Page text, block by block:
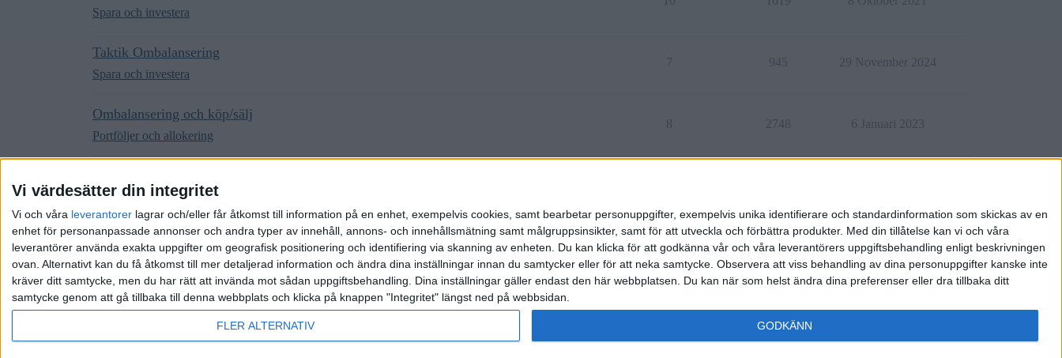
Vi värdesätter din integritet
Vi och våra leverantorer lagrar och/eller får åtkomst till information på en enhet, exempelvis cookies, samt bearbetar personuppgifter, exempelvis unika identifierare och standardinformation som skickas av en
enhet för personanpassade annonser och andra typer av innehåll, annons- och innehållsmätning samt målgruppsinsikter, samt för att utveckla och förbättra produkter. Med din tillåtelse kan vi och våra
leverantörer använda exakta uppgifter om geografisk positionering och identifiering via skanning av enheten. Du kan klicka för att godkänna vår och våra leverantörers uppgiftsbehandling enligt beskrivningen
ovan. Alternativt kan du få åtkomst till mer detaljerad information och ändra dina inställningar innan du samtycker eller för att neka samtycke. Observera att viss behandling av dina personuppgifter kanske inte
kräver ditt samtycke, men du har rätt att invända mot sådan uppgiftsbehandling. Dina inställningar gäller endast den här webbplatsen. Du kan när som helst ändra dina preferenser eller dra tillbaka ditt
samtycke genom att gå tillbaka till denna webbplats och klicka på knappen "Integritet" längst ned på webbsidan.
FLER ALTERNATIV GODKÄNN
Spara och investera
Taktik Ombalansering
Spara och investera
7 945 29 November 2024
Ombalansering och köp/sälj
Portföljer och allokering
8 2748 6 Januari 2023
Portföljer och allokering
Hem Kategorier Riktlinjer Villkor Integritetspolicy
Drivs avDiscourse, visas bäst med JavaScript aktiverat